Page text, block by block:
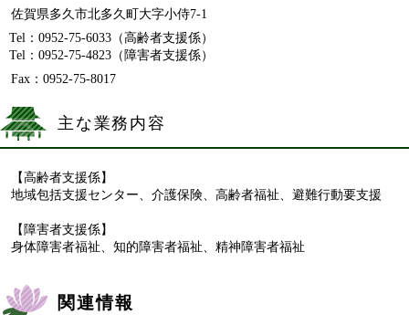
佐賀県多久市北多久町大字小侍7-1
Tel：0952-75-6033 （高齢者支援係）
Tel：0952-75-4823 （障害者支援係）
Fax：0952-75-8017
主な業務内容
【高齢者支援係】
地域包括支援センター、介護保険、高齢者福祉、避難行動要支援
【障害者支援係】
身体障害者福祉、知的障害者福祉、精神障害者福祉
関連情報